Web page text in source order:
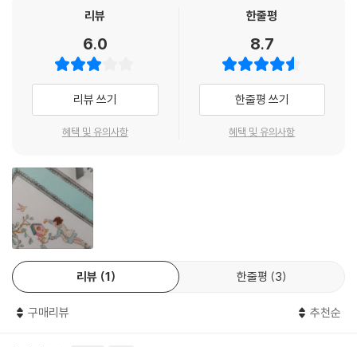
한 생활소품을 만들 수 있는 방법을 함께 소개합니다.
리뷰
6.0
리뷰 쓰기
혜택 및 유의사항
한줄평
8.7
한줄평 쓰기
혜택 및 유의사항
리뷰 1 한줄평 3
구매리뷰 추천순